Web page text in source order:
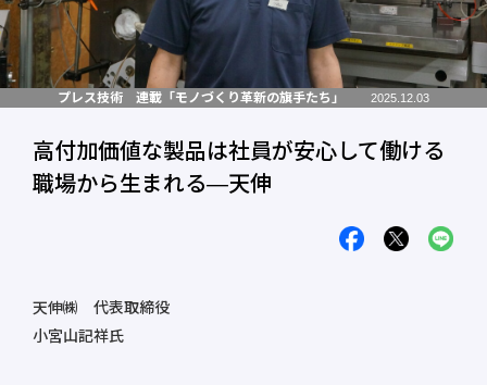
プレス技術 連載「モノづくり革新の旗手たち」 2025.12.03
高付加価値な製品は社員が安心して働ける
職場から生まれる―天伸
天伸㈱ 代表取締役
小宮山記祥氏